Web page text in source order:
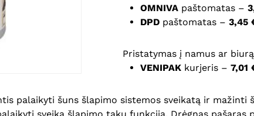
OMNIVA paštomatas –
DPD paštomatas – 3,45
Pristatymas į namus ar
VENIPAK kurjeris – 7,01
palaikyti šuns šlapimo sistemos sveikatą ir